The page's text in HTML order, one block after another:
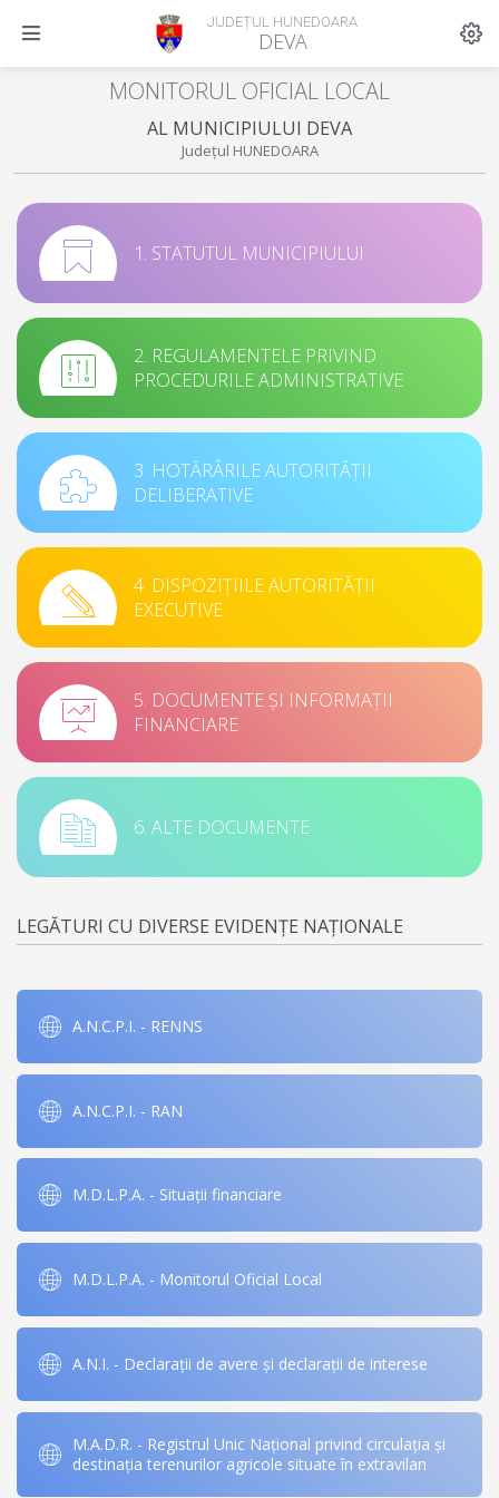
JUDEȚUL HUNEDOARA
DEVA
MONITORUL OFICIAL LOCAL
AL MUNICIPIULUI DEVA
Județul HUNEDOARA
1. STATUTUL MUNICIPIULUI
2. REGULAMENTELE PRIVIND
PROCEDURILE ADMINISTRATIVE
3. HOTĂRÂRILE AUTORITĂȚII
DELIBERATIVE
4. DISPOZIȚIILE AUTORITĂȚII
EXECUTIVE
5. DOCUMENTE ȘI INFORMAȚII
FINANCIARE
6. ALTE DOCUMENTE
LEGĂTURI CU DIVERSE EVIDENȚE NAȚIONALE
A.N.C.P.I. - RENNS
A.N.C.P.I. - RAN
M.D.L.P.A. - Situații financiare
M.D.L.P.A. - Monitorul Oficial Local
A.N.I. - Declarații de avere și declarații de interese
M.A.D.R. - Registrul Unic Național privind circulația și
destinația terenurilor agricole situate în extravilan